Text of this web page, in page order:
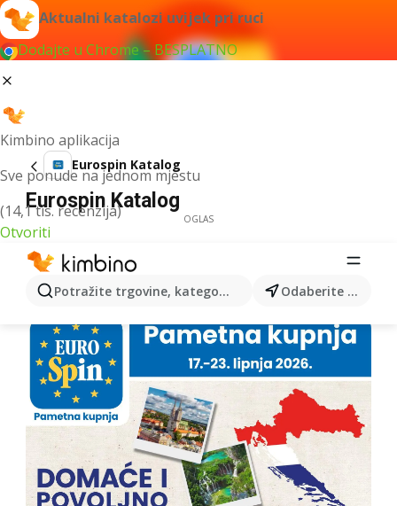
Aktualni katalozi uvijek pri ruci
Dodajte u Chrome – BESPLATNO
Kimbino aplikacija
Sve ponude na jednom mjestu
(14,1 tis. recenzija)
Otvoriti
Potražite trgovine, kategorije, proizvode... Odaberite grad
Eurospin Katalog
Eurospin Katalog
OGLAS